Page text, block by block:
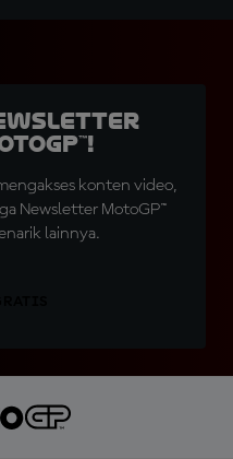
konten video,
Newsletter MotoGP™
lainnya.